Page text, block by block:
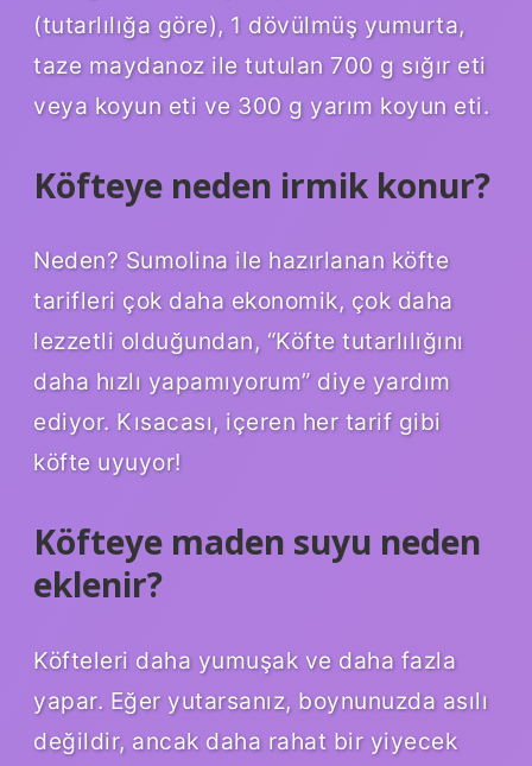
(tutarlılığa göre), 1 dövülmüş yumurta,
taze maydanoz ile tutulan 700 g sığır eti
veya koyun eti ve 300 g yarım koyun eti.
Köfteye neden irmik konur?
Neden? Sumolina ile hazırlanan köfte
tarifleri çok daha ekonomik, çok daha
lezzetli olduğundan, “Köfte tutarlılığını
daha hızlı yapamıyorum” diye yardım
ediyor. Kısacası, içeren her tarif gibi
köfte uyuyor!
Köfteye maden suyu neden
eklenir?
Köfteleri daha yumuşak ve daha fazla
yapar. Eğer yutarsanız, boynunuzda asılı
değildir, ancak daha rahat bir yiyecek